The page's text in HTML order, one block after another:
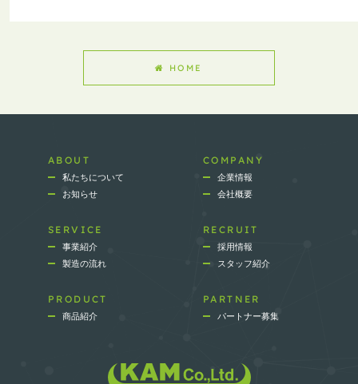
HOME
ABOUT COMPANY
私たちについて
企業情報
お知らせ
会社概要
SERVICE RECRUIT
事業紹介
採用情報
製造の流れ
スタッフ紹介
PRODUCT PARTNER
商品紹介 パートナー募集